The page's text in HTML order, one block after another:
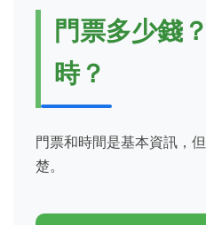
門票多少錢
時？
門票和時間是基本資訊，
楚。